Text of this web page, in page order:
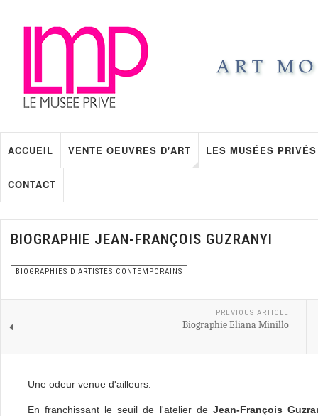
ACCUEIL VENTE OEUVRES D'ART LES MUSÉES PRIVÉS
CONTACT
BIOGRAPHIE JEAN-FRANÇOIS GUZRANYI
BIOGRAPHIES D'ARTISTES CONTEMPORAINS
PREVIOUS ARTICLE
Biographie Eliana Minillo
Une odeur venue d'ailleurs.
En franchissant le seuil de l'atelier de Jean-François